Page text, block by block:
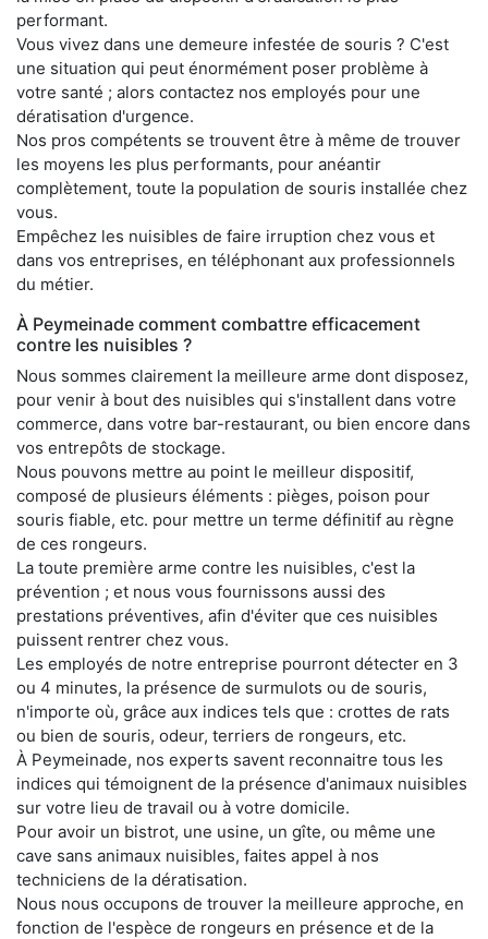
performant.
Vous vivez dans une demeure infestée de souris ? C'est
une situation qui peut énormément poser problème à
votre santé ; alors contactez nos employés pour une
dératisation d'urgence.
Nos pros compétents se trouvent être à même de trouver
les moyens les plus performants, pour anéantir
complètement, toute la population de souris installée chez
vous.
Empêchez les nuisibles de faire irruption chez vous et
dans vos entreprises, en téléphonant aux professionnels
du métier.
À Peymeinade comment combattre efficacement
contre les nuisibles ?
Nous sommes clairement la meilleure arme dont disposez,
pour venir à bout des nuisibles qui s'installent dans votre
commerce, dans votre bar-restaurant, ou bien encore dans
vos entrepôts de stockage.
Nous pouvons mettre au point le meilleur dispositif,
composé de plusieurs éléments : pièges, poison pour
souris fiable, etc. pour mettre un terme définitif au règne
de ces rongeurs.
La toute première arme contre les nuisibles, c'est la
prévention ; et nous vous fournissons aussi des
prestations préventives, afin d'éviter que ces nuisibles
puissent rentrer chez vous.
Les employés de notre entreprise pourront détecter en 3
ou 4 minutes, la présence de surmulots ou de souris,
n'importe où, grâce aux indices tels que : crottes de rats
ou bien de souris, odeur, terriers de rongeurs, etc.
À Peymeinade, nos experts savent reconnaitre tous les
indices qui témoignent de la présence d'animaux nuisibles
sur votre lieu de travail ou à votre domicile.
Pour avoir un bistrot, une usine, un gîte, ou même une
cave sans animaux nuisibles, faites appel à nos
techniciens de la dératisation.
Nous nous occupons de trouver la meilleure approche, en
fonction de l'espèce de rongeurs en présence et de la